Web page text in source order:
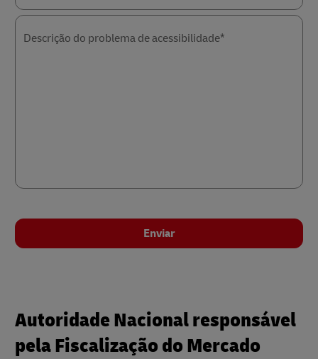
Descrição do problema de acessibilidade*
Enviar
Autoridade Nacional responsável
pela Fiscalização do Mercado